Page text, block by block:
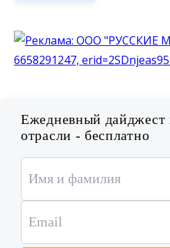
Ежедневный дайджест
отрасли - бесплатно